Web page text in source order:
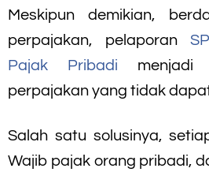
Meskipun demikian,
perpajakan, pelaporan
Pajak Pribadi menjadi
perpajakan yang tidak
Salah satu solusinya,
Wajib pajak orang pribadi,